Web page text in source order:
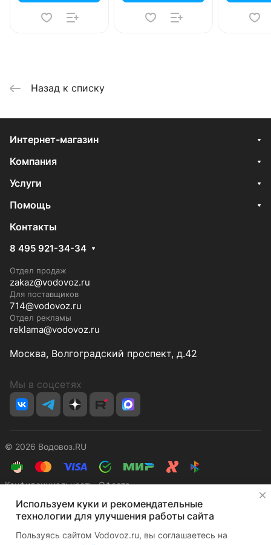
Назад к списку
Интернет-магазин
Компания
Услуги
Помощь
Контакты
8 495 921-34-34
Отдел продаж
zakaz@vodovoz.ru
Для поставщиков
714@vodovoz.ru
Отдел рекламы
reklama@vodovoz.ru
Москва, Волгоградский проспект, д.42
Мы в соцсетях
© 2026 Водовоз.RU
КонфиденциальностьОферта
Используем куки и рекомендательные
технологии для улучшения работы сайта
Пользуясь сайтом Vodovoz.ru, вы соглашаетесь на